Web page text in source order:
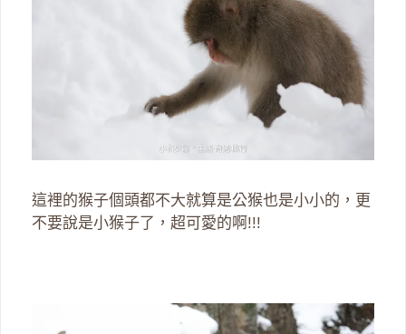
這裡的猴子個頭都不大就算是公猴也是小小的，更
不要說是小猴子了，超可愛的啊!!!